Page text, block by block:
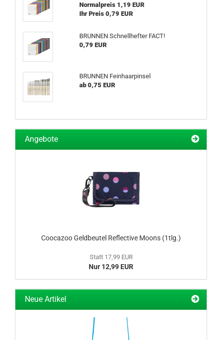
Normalpreis 1,19 EUR
Ihr Preis 0,79 EUR
BRUNNEN Schnellhefter FACT!
0,79 EUR
BRUNNEN Feinhaarpinsel
ab 0,75 EUR
Angebote
Coocazoo Geldbeutel Reflective Moons (1tlg.)
Statt 17,99 EUR
Nur 12,99 EUR
Neue Artikel